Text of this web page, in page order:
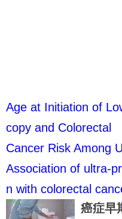
Age at Initiation of
copy and Colorectal
Cancer Risk Among
Association of ultra-
n with colorectal
癌症早